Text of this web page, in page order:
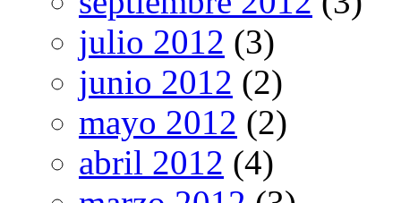
julio 2012 (3)
junio 2012 (2)
mayo 2012 (2)
abril 2012 (4)